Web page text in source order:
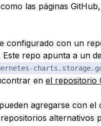
las páginas
configurado con un
Este repo apunta a un
en el repositorio
agregarse con el
alternativos